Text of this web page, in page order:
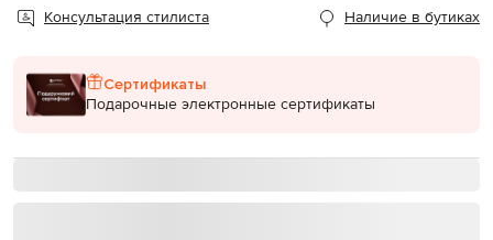
Консультация стилиста Наличие в бутиках
Сертификаты
Подарочные электронные сертификаты